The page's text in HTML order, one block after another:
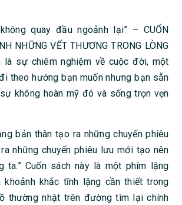
quay đầu ngoảnh lại” – CUỐN
NHỮNG VẾT THƯƠNG TRONG LÒNG
là sự chiêm nghiệm về cuộc đời, một
theo hướng bạn muốn nhưng bạn sẵn
không hoàn mỹ đó và sống trọn vẹn
bản thân tạo ra những chuyến phiêu
những chuyến phiêu lưu mới tạo nên
ta.” Cuốn sách này là một phím lặng
khoảnh khắc tĩnh lặng cần thiết trong
thường nhật trên đường tìm lại chính